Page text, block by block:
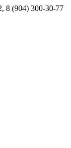
8 (904) 300-30-77